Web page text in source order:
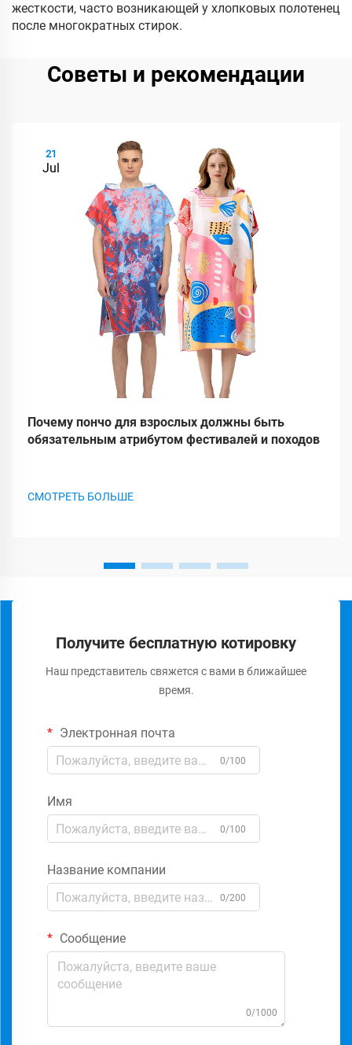
жесткости, часто возникающей у хлопковых полотенец
после многократных стирок.
Советы и рекомендации
21
Jul
Почему пончо для взрослых должны быть
обязательным атрибутом фестивалей и походов
СМОТРЕТЬ БОЛЬШЕ
Получите бесплатную котировку
Наш представитель свяжется с вами в ближайшее
время.
Электронная почта
0/100
Имя
0/100
Название компании
0/200
Сообщение
0/1000